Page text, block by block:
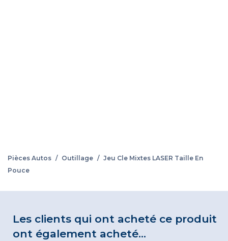
Pièces Autos / Outillage / Jeu Cle Mixtes LASER Taille En
Pouce
Les clients qui ont acheté ce produit
ont également acheté...